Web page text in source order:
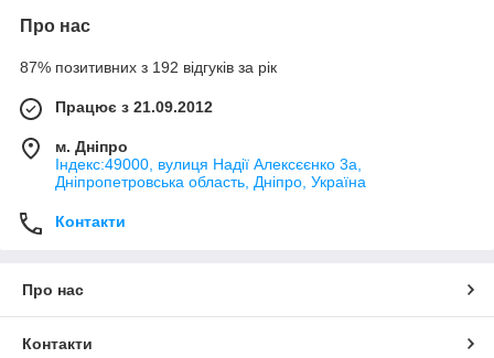
Про нас
87% позитивних з 192 відгуків за рік
Працює з 21.09.2012
м. Дніпро
Індекс:49000, вулиця Надії Алексєєнко 3а,
Дніпропетровська область, Дніпро, Україна
Контакти
Про нас
Контакти